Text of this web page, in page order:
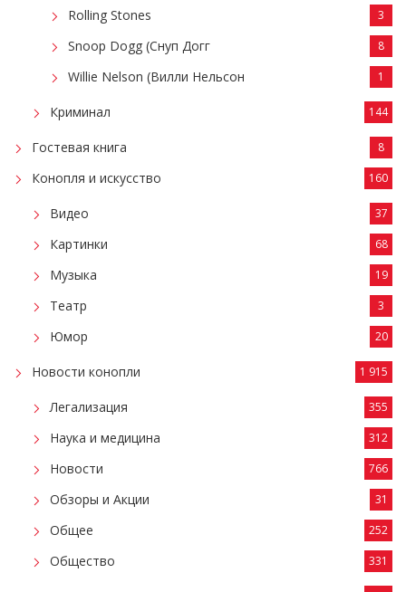
Rolling Stones 3
Snoop Dogg (Снуп Догг 8
Willie Nelson (Вилли Нельсон 1
Криминал 144
Гостевая книга 8
Конопля и искусство 160
Видео 37
Картинки 68
Музыка 19
Театр 3
Юмор 20
Новости конопли 1 915
Легализация 355
Наука и медицина 312
Новости 766
Обзоры и Акции 31
Общее 252
Общество 331